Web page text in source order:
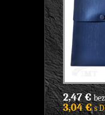
2,47 €
3,04 €s